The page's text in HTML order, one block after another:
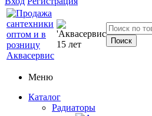
Меню
Каталог
Радиаторы